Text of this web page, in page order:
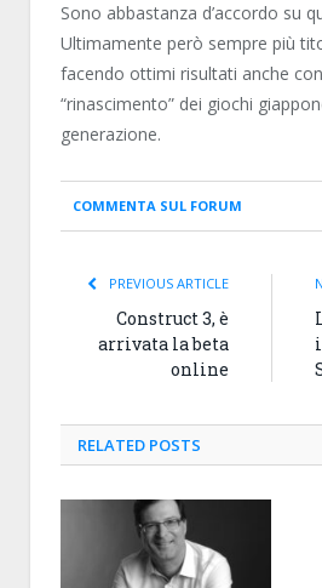
Sono abbastanza d’accordo su
Ultimamente però sempre più
facendo ottimi risultati anche
“rinascimento” dei giochi
generazione.
COMMENTA SUL FORUM
PREVIOUS ARTICLE
Construct 3, è
arrivata la beta
online
RELATED POSTS